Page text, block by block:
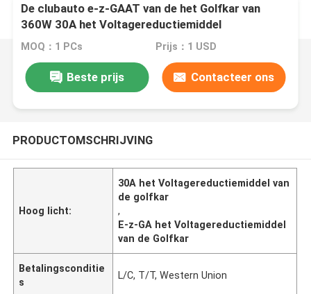
De clubauto e-z-GAAT van de het Golfkar van
360W 30A het Voltagereductiemiddel
MOQ：1 PCs Prijs：1 USD
Beste prijs Contacteer ons
PRODUCTOMSCHRIJVING
Hoog licht:
30A het Voltagereductiemiddel van
de golfkar
,
E-z-GA het Voltagereductiemiddel
van de Golfkar
Betalingsconditie
s
L/C, T/T, Western Union